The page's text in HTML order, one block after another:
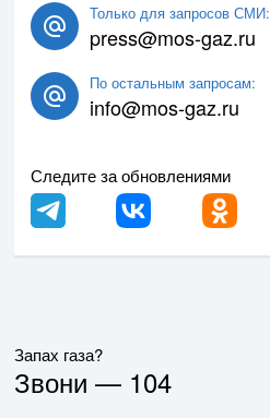
Только для запросов СМИ:
press@mos-gaz.ru
По остальным запросам:
info@mos-gaz.ru
Следите за обновлениями
Запах газа?
Звони — 104